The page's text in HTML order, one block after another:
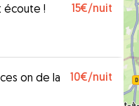
écoute ! 15€/nuit
on de la
10€/nuit